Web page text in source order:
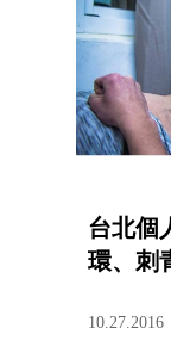
台北個
環、刺
10.27.2016